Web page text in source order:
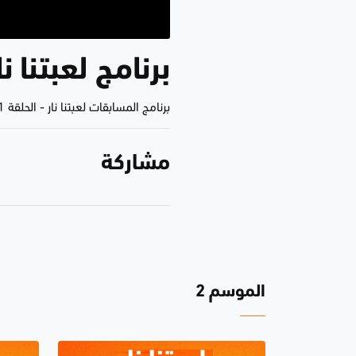
برنامج لعبتنا نار 2 -
برنامج المسابقات لعبتنا نار - الحلقة 1
مشاركة
الموسم 2